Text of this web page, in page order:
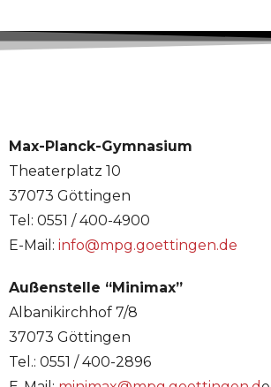
Max-Planck-Gymnasium
Theaterplatz 10
37073 Göttingen
Tel: 0551 / 400-4900
E-Mail: info@mpg.goettingen.de
Außenstelle “Minimax”
Albanikirchhof 7/8
37073 Göttingen
Tel.: 0551 / 400-2896